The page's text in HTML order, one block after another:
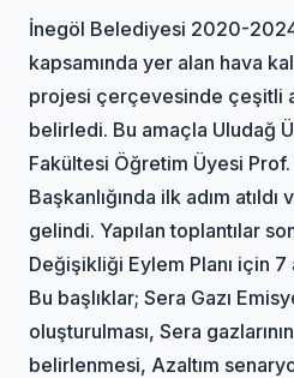
İnegöl Belediyesi 2020-
kapsamında yer alan hava
projesi çerçevesinde çeşitli
belirledi. Bu amaçla Uludağ
Fakültesi Öğretim Üyesi Prof.
Başkanlığında ilk adım
gelindi. Yapılan toplantılar
Değişikliği Eylem Planı için 7
Bu başlıklar; Sera Gazı
oluşturulması, Sera
belirlenmesi, Azaltım